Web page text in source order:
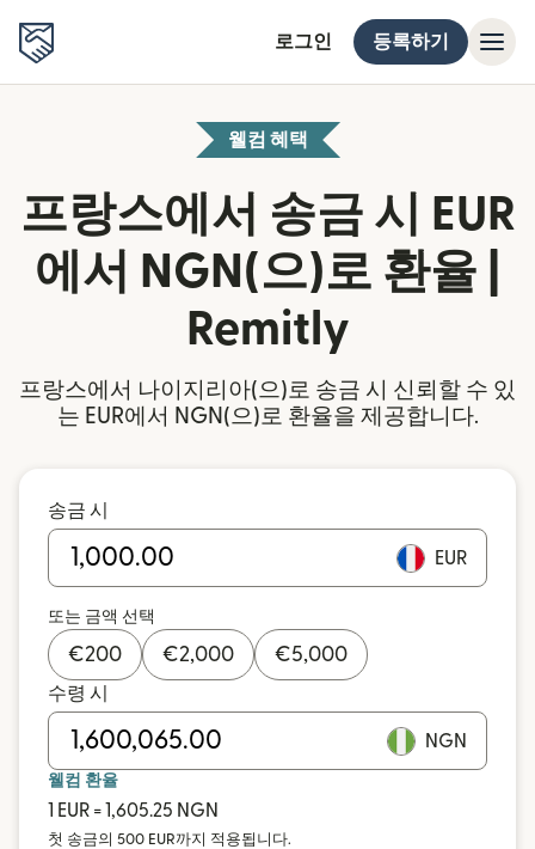
로그인 등록하기
웰컴 혜택
프랑스에서 송금 시 EUR
에서 NGN(으)로 환율 |
Remitly
프랑스에서 나이지리아(으)로 송금 시 신뢰할 수 있
는 EUR에서 NGN(으)로 환율을 제공합니다.
송금 시
EUR
또는 금액 선택
€200 €2,000 €5,000
수령 시
NGN
웰컴 환율
1 EUR = 1,605.25 NGN
첫 송금의 500 EUR까지 적용됩니다.